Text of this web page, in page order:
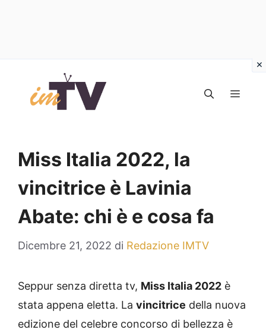
contenuto
Miss Italia 2022, la
vincitrice è Lavinia
Abate: chi è e cosa fa
Dicembre 21, 2022 di Redazione IMTV
Seppur senza diretta tv, Miss Italia 2022 è
stata appena eletta. La vincitrice della nuova
edizione del celebre concorso di bellezza è